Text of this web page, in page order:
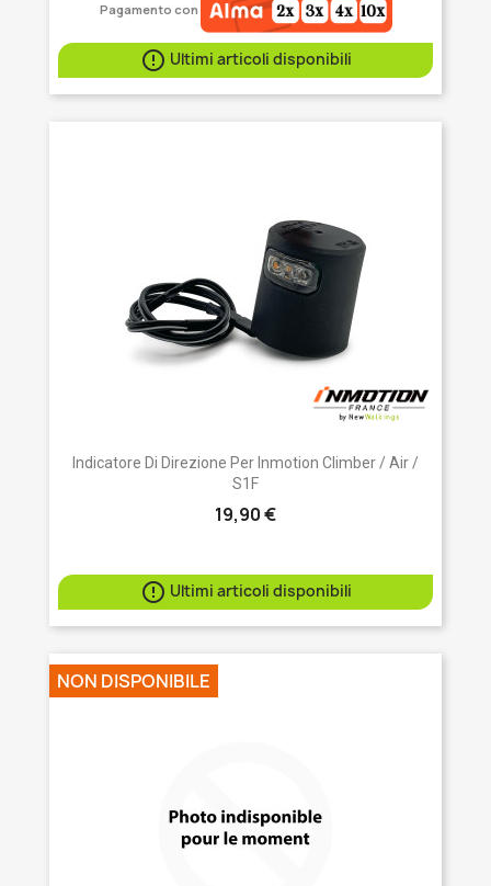
Pagamento con
 Ultimi articoli disponibili
Indicatore Di Direzione Per Inmotion Climber / Air /
S1F
19,90 €
 Ultimi articoli disponibili
NON DISPONIBILE